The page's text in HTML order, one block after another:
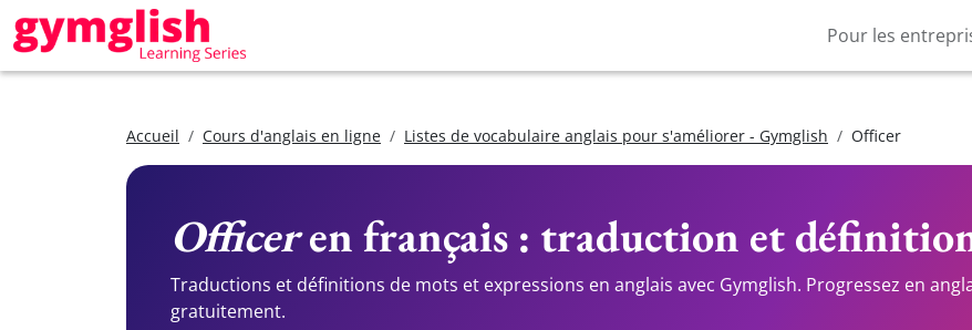
Pour les
Accueil Cours d'anglais en ligne Listes de vocabulaire anglais pour s'améliorer - Gymglish Officer
Officeren français : traduction et
Traductions et définitions de mots et expressions en anglais avec Gymglish. Progressez en
gratuitement.